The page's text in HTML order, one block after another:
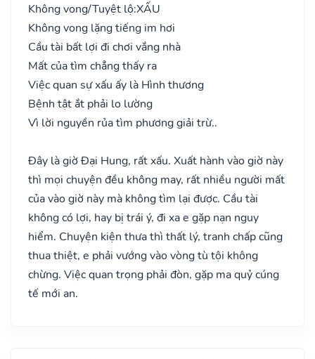
Không vong/Tuyệt lộ:XẤU
Không vong lặng tiếng im hơi
Cầu tài bất lợi đi chơi vắng nhà
Mất của tìm chẳng thấy ra
Việc quan sự xấu ấy là Hình thương
Bệnh tật ắt phải lo lường
Vì lời nguyền rủa tìm phương giải trừ..
Đây là giờ Đại Hung, rất xấu. Xuất hành vào giờ này
thì mọi chuyện đều không may, rất nhiều người mất
của vào giờ này mà không tìm lại được. Cầu tài
không có lợi, hay bị trái ý, đi xa e gặp nạn nguy
hiểm. Chuyện kiện thưa thì thất lý, tranh chấp cũng
thua thiệt, e phải vướng vào vòng tù tội không
chừng. Việc quan trọng phải đòn, gặp ma quỷ cúng
tế mới an.